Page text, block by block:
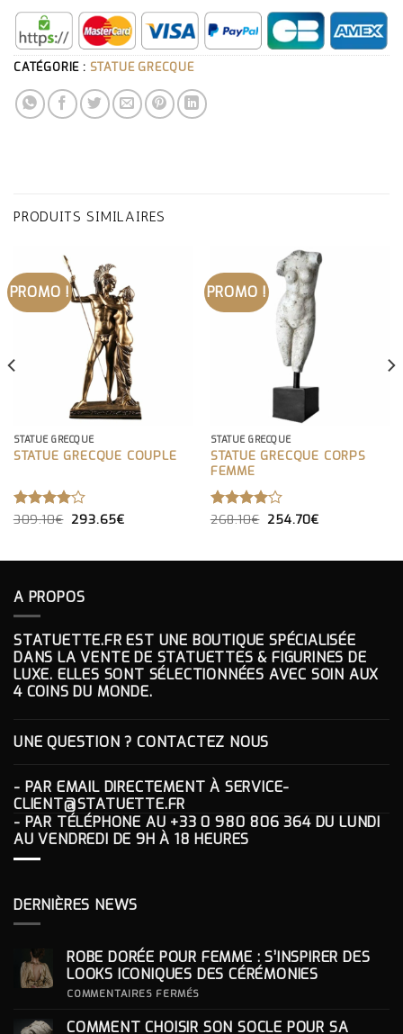
CATÉGORIE : STATUE GRECQUE
PRODUITS SIMILAIRES
PROMO !
STATUE GRECQUE
STATUE GRECQUE COUPLE
NOTE
309.10€ LE
309.10€.
293.65€LE
293.65€.
PROMO !
STATUE GRECQUE
STATUE GRECQUE CORPS
FEMME
NOTE
268.10€ LE
268.10€.
254.70€LE
254.70€.
A PROPOS
STATUETTE.FR EST UNE BOUTIQUE SPÉCIALISÉE
DANS LA VENTE DE STATUETTES & FIGURINES DE
LUXE. ELLES SONT SÉLECTIONNÉES AVEC SOIN AUX
4 COINS DU MONDE.
UNE QUESTION ? CONTACTEZ NOUS
- PAR EMAIL DIRECTEMENT À SERVICE-
CLIENT@STATUETTE.FR
- PAR TÉLÉPHONE AU +33 0 980 806 364DU LUNDI
AU VENDREDI DE 9H À 18 HEURES
DERNIÈRES NEWS
ROBE DORÉE POUR FEMME : S’INSPIRER DES
LOOKS ICONIQUES DES CÉRÉMONIES
COMMENTAIRES FERMÉS
POUR
COMMENT CHOISIR SON SOCLE POUR SA